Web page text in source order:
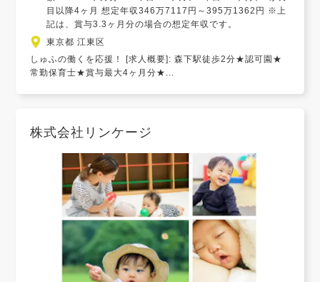
目以降4ヶ月 想定年収346万7117円～395万1362円 ※上
記は、賞与3.3ヶ月分の場合の想定年収です。
東京都 江東区
しゅふの働くを応援！ [求人概要]: 森下駅徒歩2分★認可園★
常勤保育士★賞与最大4ヶ月分★...
株式会社リンケージ